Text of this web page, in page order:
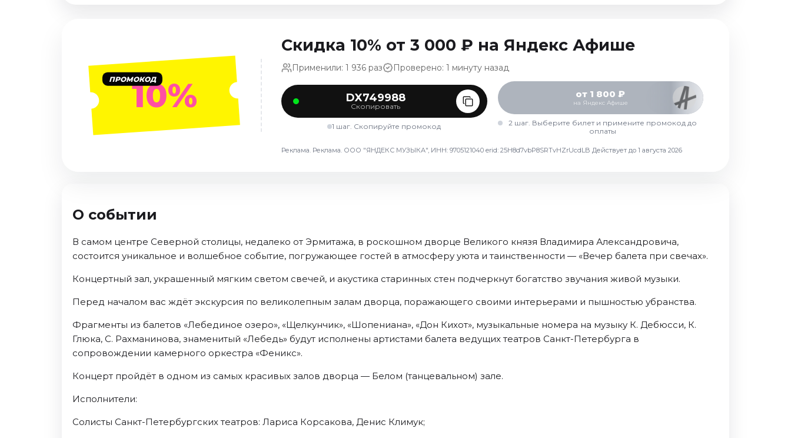
Сентябрь 2026
Декабрь 2026
Сентябрь 2026
Октябрь 2026
Декабрь 2026
ПРОМОКОД10%
Скидка 10% от 3 000 ₽ на Яндекс Афише
Применили: 1 936 раз Проверено: 1 минуту назад
DX749988
Скопировать
1 шаг. Скопируйте промокод
от 1 800 ₽
на Яндекс Афише
2 шаг. Выберите билет и примените промокод до
оплаты
Реклама. Реклама. ООО "ЯНДЕКС МУЗЫКА", ИНН: 9705121040 erid: 25H8d7vbP8SRTvHZrUcdLB Действует до 1 августа 2026
О событии
В самом центре Северной столицы, недалеко от Эрмитажа, в роскошном дворце Великого князя Владимира Александровича,
состоится уникальное и волшебное событие, погружающее гостей в атмосферу уюта и таинственности — «Вечер балета при свечах».
Концертный зал, украшенный мягким светом свечей, и акустика старинных стен подчеркнут богатство звучания живой музыки.
Перед началом вас ждёт экскурсия по великолепным залам дворца, поражающего своими интерьерами и пышностью убранства.
Фрагменты из балетов «Лебединое озеро», «Щелкунчик», «Шопениана», «Дон Кихот», музыкальные номера на музыку К. Дебюсси, К.
Глюка, С. Рахманинова, знаменитый «Лебедь» будут исполнены артистами балета ведущих театров Санкт-Петербурга в
сопровождении камерного оркестра «Феникс».
Концерт пройдёт в одном из самых красивых залов дворца — Белом (танцевальном) зале.
Исполнители:
Солисты Санкт-Петербургских театров: Лариса Корсакова, Денис Климук;